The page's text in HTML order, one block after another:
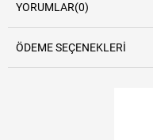
YORUMLAR(0)
ÖDEME SEÇENEKLERI